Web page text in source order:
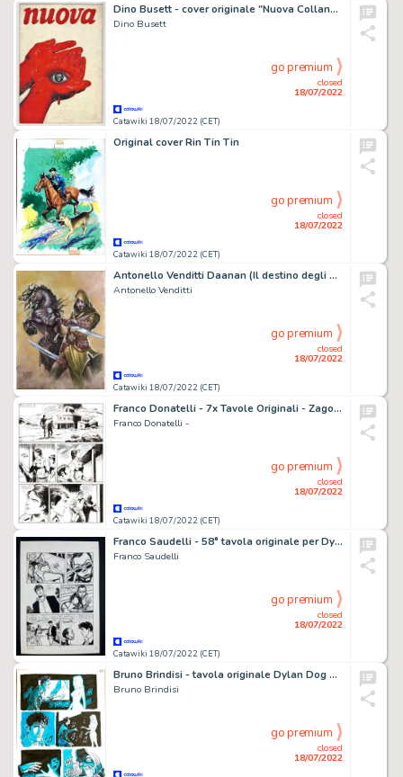
Dino Busett - cover originale "Nuova Collana Prateria" - (1977)
Dino Busett
Catawiki 18/07/2022 (CET)
closed
18/07/2022
go premium
Original cover Rin Tin Tin
Catawiki 18/07/2022 (CET)
closed
18/07/2022
go premium
Antonello Venditti Daanan (Il destino degli Uomini) bozzetto originale di copertina 50 x 70 cm (2017)
Antonello Venditti
Catawiki 18/07/2022 (CET)
closed
18/07/2022
go premium
Franco Donatelli - 7x Tavole Originali - Zagor n. 194 - "Il teschio di fuoco" - (1981)
Franco Donatelli -
Catawiki 18/07/2022 (CET)
closed
18/07/2022
go premium
Franco Saudelli - 58° tavola originale per Dylan Dog "Il Cane infernale" - (1998)
Franco Saudelli
Catawiki 18/07/2022 (CET)
closed
18/07/2022
go premium
Bruno Brindisi - tavola originale Dylan Dog n.379 - (2018)
Bruno Brindisi
closed
18/07/2022
go premium